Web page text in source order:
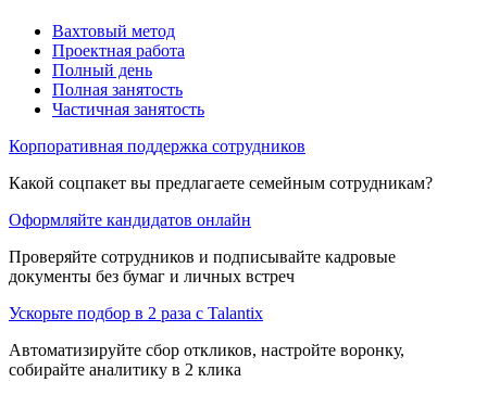
Вахтовый метод
Проектная работа
Полный день
Полная занятость
Частичная занятость
Корпоративная поддержка сотрудников
Какой соцпакет вы предлагаете семейным сотрудникам?
Оформляйте кандидатов онлайн
Проверяйте сотрудников и подписывайте кадровые
документы без бумаг и личных встреч
Ускорьте подбор в 2 раза с Talantix
Автоматизируйте сбор откликов, настройте воронку,
собирайте аналитику в 2 клика